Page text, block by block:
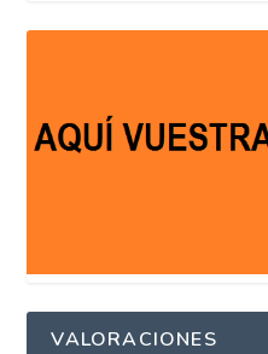
VALORACIONES